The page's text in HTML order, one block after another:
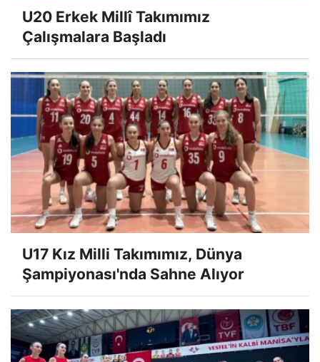
U20 Erkek Millî Takımımız
Çalışmalara Başladı
U17 Kız Milli Takımımız, Dünya
Şampiyonası'nda Sahne Alıyor